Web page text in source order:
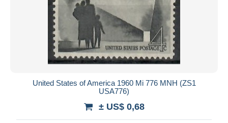
United States of America 1960 Mi 776 MNH (ZS1
USA776)
± US$ 0,68